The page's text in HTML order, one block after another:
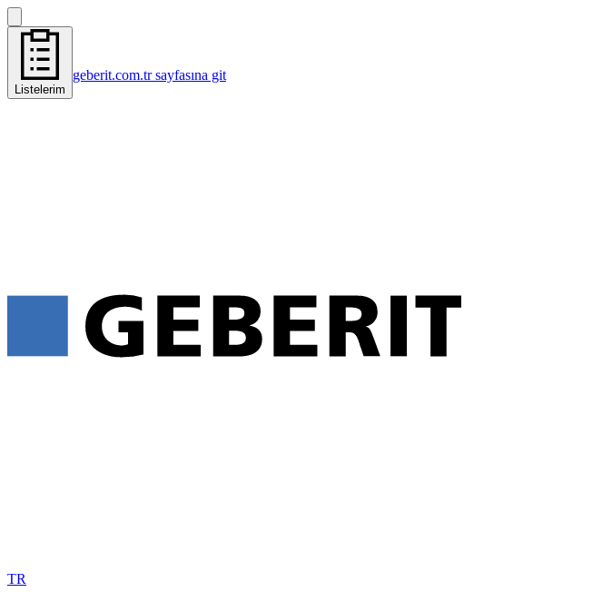
Listelerim
geberit.com.tr sayfasına git
TR